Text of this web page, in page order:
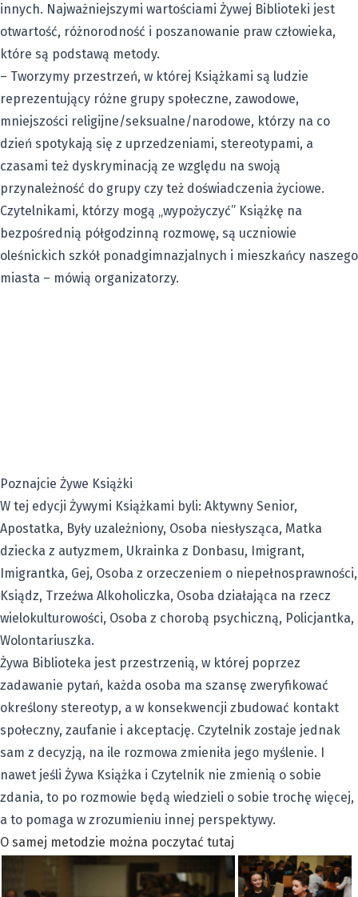
innych. Najważniejszymi wartościami Żywej Biblioteki jest
otwartość, różnorodność i poszanowanie praw człowieka,
które są podstawą metody.
– Tworzymy przestrzeń, w której Książkami są ludzie
reprezentujący różne grupy społeczne, zawodowe,
mniejszości religijne/seksualne/narodowe, którzy na co
dzień spotykają się z uprzedzeniami, stereotypami, a
czasami też dyskryminacją ze względu na swoją
przynależność do grupy czy też doświadczenia życiowe.
Czytelnikami, którzy mogą „wypożyczyć” Książkę na
bezpośrednią półgodzinną rozmowę, są uczniowie
oleśnickich szkół ponadgimnazjalnych i mieszkańcy naszego
miasta – mówią organizatorzy.
Poznajcie Żywe Książki
W tej edycji Żywymi Książkami byli: Aktywny Senior,
Apostatka, Były uzależniony, Osoba niesłysząca, Matka
dziecka z autyzmem, Ukrainka z Donbasu, Imigrant,
Imigrantka, Gej, Osoba z orzeczeniem o niepełnosprawności,
Ksiądz, Trzeźwa Alkoholiczka, Osoba działająca na rzecz
wielokulturowości, Osoba z chorobą psychiczną, Policjantka,
Wolontariuszka.
Żywa Biblioteka jest przestrzenią, w której poprzez
zadawanie pytań, każda osoba ma szansę zweryfikować
określony stereotyp, a w konsekwencji zbudować kontakt
społeczny, zaufanie i akceptację. Czytelnik zostaje jednak
sam z decyzją, na ile rozmowa zmieniła jego myślenie. I
nawet jeśli Żywa Książka i Czytelnik nie zmienią o sobie
zdania, to po rozmowie będą wiedzieli o sobie trochę więcej,
a to pomaga w zrozumieniu innej perspektywy.
O samej metodzie można poczytać tutaj